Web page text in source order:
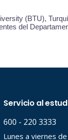
(BTU),
del